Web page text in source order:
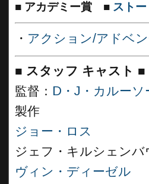
■ アカデミー賞 ■ スト
・ アクション/アドベ
■ スタッフ キャスト ■
監督： D・J・カルーソ
製作
ジョー・ロス
ジェフ・キルシェンバ
ヴィン・ディーゼル